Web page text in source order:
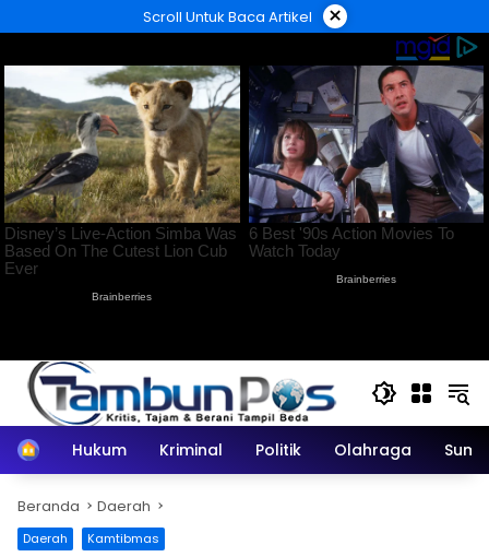
ke
Scroll Untuk Baca Artikel ×
HomeHukum Kriminal Politik Olahraga
Beranda Daerah
Daerah Kamtibmas